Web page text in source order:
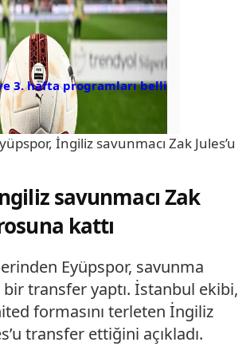
3. hafta programları belli
İngiliz savunmacı Zak Jules’u
savunmacı Zak
kattı
Eyüpspor, savunma
transfer yaptı. İstanbul ekibi,
formasını terleten İngiliz
transfer ettiğini açıkladı.